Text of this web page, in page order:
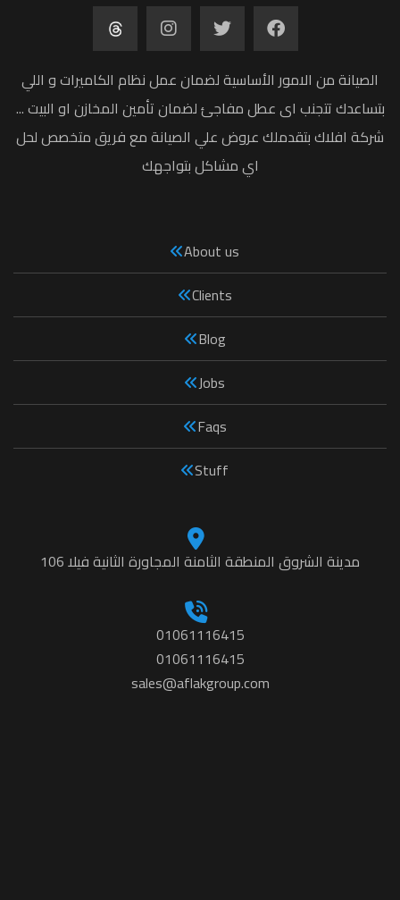
الصيانة من الامور الأساسية لضمان عمل نظام الكاميرات و اللي
بتساعدك تتجنب اى عطل مفاجئ لضمان تأمين المخازن او البيت ...
شركة افلاك بتقدملك عروض علي الصيانة مع فريق متخصص لحل
اي مشاكل بتواجهك
About us
Clients
Blog
Jobs
Faqs
Stuff
مدينة الشروق المنطقة الثامنة المجاورة الثانية فيلا 106
01061116415
01061116415
sales@aflakgroup.com